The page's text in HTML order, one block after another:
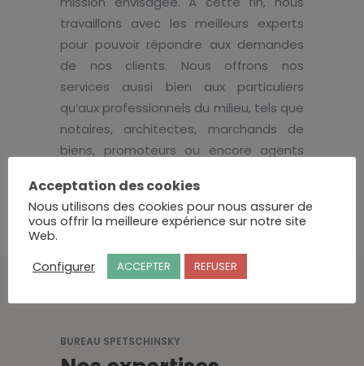
travaillons avec les meilleurs experts
pour pouvoir répondre aux demandes
de nos clients. Nous offrons nos
services aussi bien aux particuliers
qu’aux professionnels du milieu, tels que
notaires, architectes, marchands de
biens, promoteurs ou encore agents
BUREAU SPETSCHINSKY
Acceptation des cookies
Nous utilisons des cookies pour nous assurer de
vous offrir la meilleure expérience sur notre site
Web.
Configurer
ACCEPTER REFUSER